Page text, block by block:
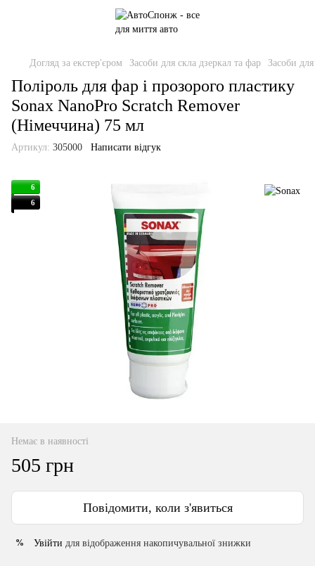
Догляд за екстер'єром Засоби для скла дзеркал та фар Засоби
Поліроль для фар і прозорого пластику
Sonax NanoPro Scratch Remover
(Німеччина) 75 мл
Артикул: 305000 Написати відгук
6
6
Немає в наявності
505 грн
Повідомити, коли з'явиться
% Увійти для відображення накопичувальної знижки